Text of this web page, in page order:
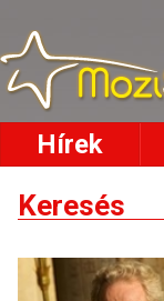
Hírek
Keresés